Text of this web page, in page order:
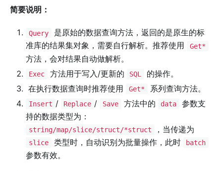
简要说明：
Query
是原始的数据查询方法，返回的是原生的标
准库的结果集对象，需要自行解析。推荐使用
Get*
方法，会对结果自动做解析。
Exec 方法用于写入/更新的 SQL
的操作。
在执行数据查询时推荐使用
Get* 系列查询方法。
Insert / Replace / Save 方法中的 data
参数支
持的数据类型为：
string/map/slice/struct/*struct ，当传递为
slice 类型时，自动识别为批量操作，此时 batch
参数有效。